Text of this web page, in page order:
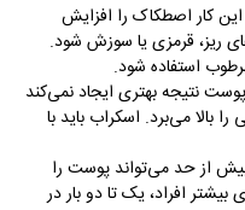
این کار اصطکاک را افزایش
قرمزی یا سوزش شود.
استفاده شود.
نتیجه بهتری ایجاد نمی‌کند
می‌برد. اسکراب باید با
بیش از حد می‌تواند پوست را
افراد، یک تا دو بار در